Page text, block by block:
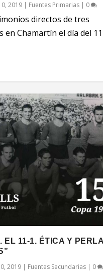
2019| Fuentes Primarias| 0
directos de tres
en Chamartín el día del
EL 11-1. ÉTICA Y
2019| Fuentes Secundarias| 0